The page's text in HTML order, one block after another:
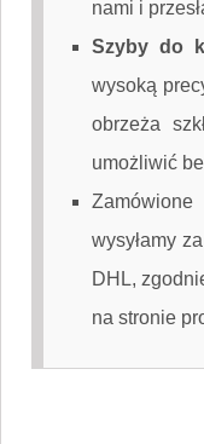
nami i
Szyby do
wysoką
obrzeża
umożliwić
wysyłamy
DHL,
na stronie